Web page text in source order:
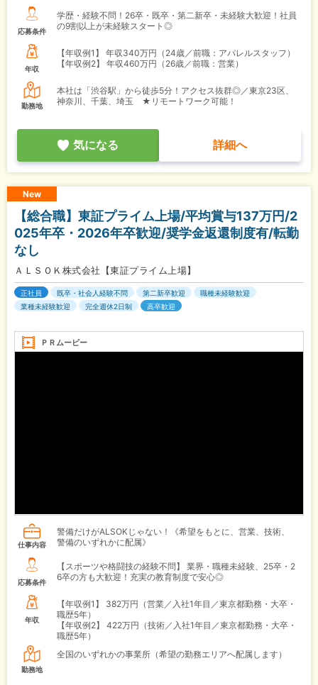
応募条件
学歴・経験不問！26卒・既卒・第二新卒・未経験大歓迎！社員
の9割以上が未経験スタート◎
年収
【年収例1】
年収340万円（24歳／前職：アパレルスタッフ）
【年収例2】
年収460万円（26歳／前職：営業）
勤務地
本社は「渋谷駅」から徒歩5分！アクセス抜群◎／東京23区、
神奈川、千葉、埼玉 ★リモートワーク可能！
気になる 詳細へ
New
【総合職】東証プライム上場/平均賞与137万円/2
025年卒・2026年卒歓迎/奨学金返還制度有/転勤
なし
ＡＬＳＯＫ株式会社【東証プライム上場】
正社員 既卒・社会人経験不問 第二新卒歓迎
職種未経験歓迎
業種未経験歓迎
完全週休2日制 高卒歓迎
ＰＲムービー
仕事内容
警備だけがALSOKじゃない！《希望をもとに、営業、技術、
警備のいずれかに配属》
応募条件
【スポーツや格闘技の経験不問】 業界・職種未経験、25卒・2
6卒の方も大歓迎！充実の教育制度で安心◎
年収
【年収例1】
382万円（営業／入社1年目／東京都勤務・大卒・
職歴5年）
【年収例2】
422万円（技術／入社1年目／東京都勤務・大卒・
職歴5年）
勤務地
全国のいずれかの事業所（希望の勤務エリアへ配属します）